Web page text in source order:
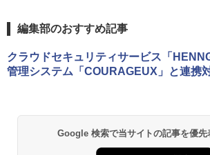
編集部のおすすめ記事
クラウドセキュリティサービス「
管理システム「COURAGEUX」と連携
Google 検索で当サイトの記事を優先